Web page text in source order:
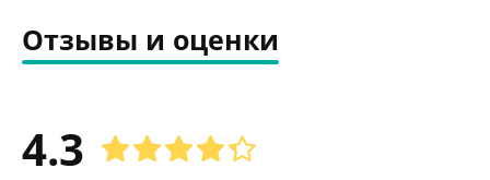
Отзывы и оценки
4.3